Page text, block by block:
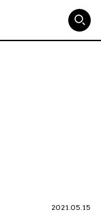
2021.05.15